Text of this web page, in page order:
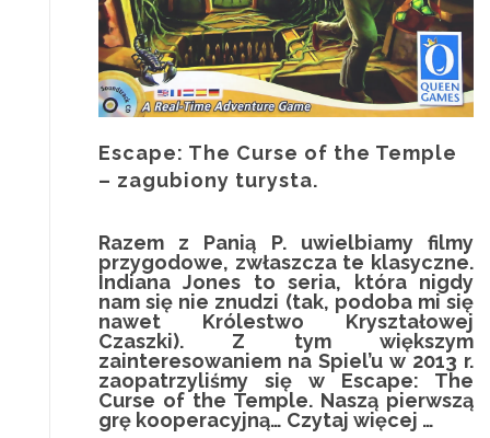
Escape: The Curse of the Temple
– zagubiony turysta.
Razem z Panią P. uwielbiamy filmy
przygodowe, zwłaszcza te klasyczne.
Indiana Jones to seria, która nigdy
nam się nie znudzi (tak, podoba mi się
nawet Królestwo Kryształowej
Czaszki). Z tym większym
zainteresowaniem na Spiel’u w 2013 r.
zaopatrzyliśmy się w Escape: The
Curse of the Temple. Naszą pierwszą
grę kooperacyjną… Czytaj więcej o
…